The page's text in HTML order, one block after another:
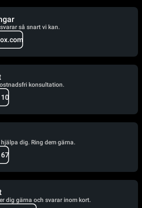
så snart vi kan.
konsultation.
dig. Ring dem gärna.
dig gärna och svarar inom kort.